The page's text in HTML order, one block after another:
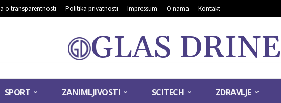
o transparentnosti Politika privatnosti Impressum O nama Kontakt
GLAS DRINE
SPORT ZANIMLJIVOSTI SCITECH ZDRAVLJE